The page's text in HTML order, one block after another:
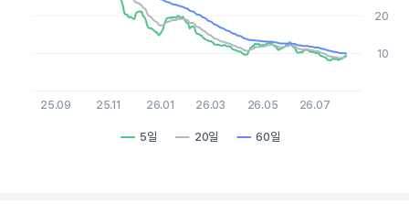
5일 20일 60일
25.09 25.11 26.01 26.03 26.05 26.07
10
20